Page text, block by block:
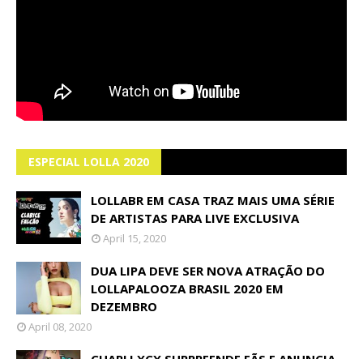
ESPECIAL LOLLA 2020
LOLLABR EM CASA TRAZ MAIS UMA SÉRIE
DE ARTISTAS PARA LIVE EXCLUSIVA
April 15, 2020
DUA LIPA DEVE SER NOVA ATRAÇÃO DO
LOLLAPALOOZA BRASIL 2020 EM
DEZEMBRO
April 08, 2020